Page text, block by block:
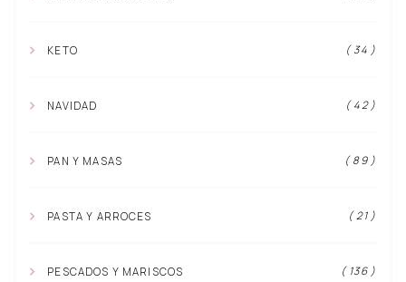
KETO ( 34 )
NAVIDAD ( 42 )
PAN Y MASAS ( 89 )
PASTA Y ARROCES ( 21 )
PESCADOS Y MARISCOS ( 136 )